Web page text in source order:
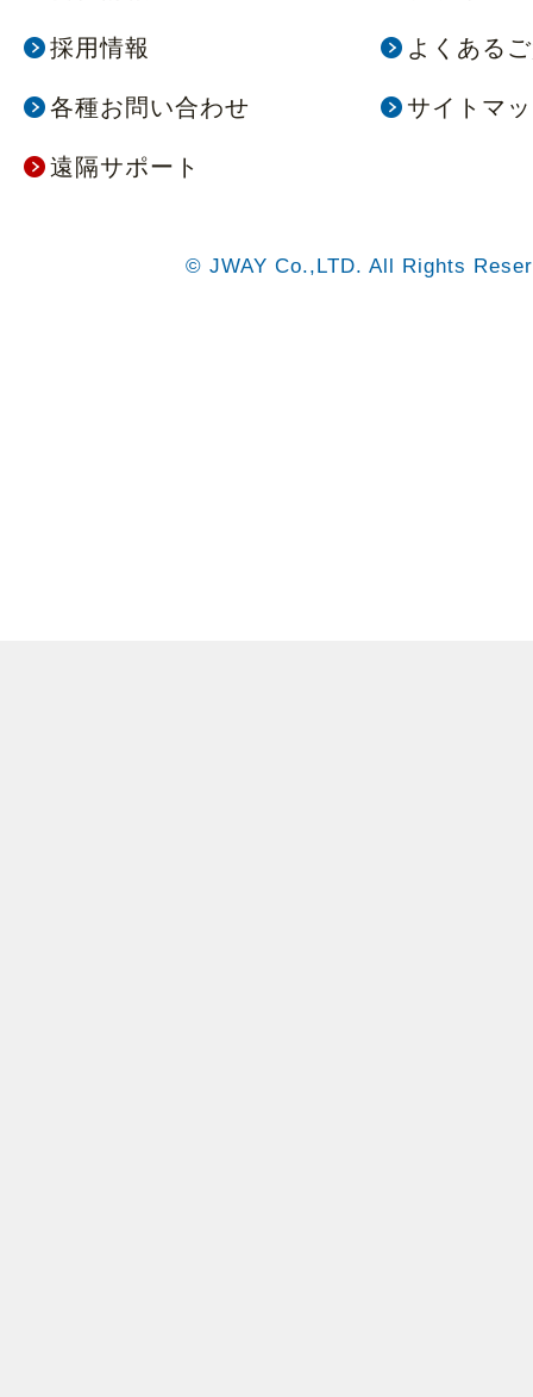
採用情報 よくある
各種お問い合わせ サイトマ
遠隔サポート
© JWAY Co.,LTD. All Rights